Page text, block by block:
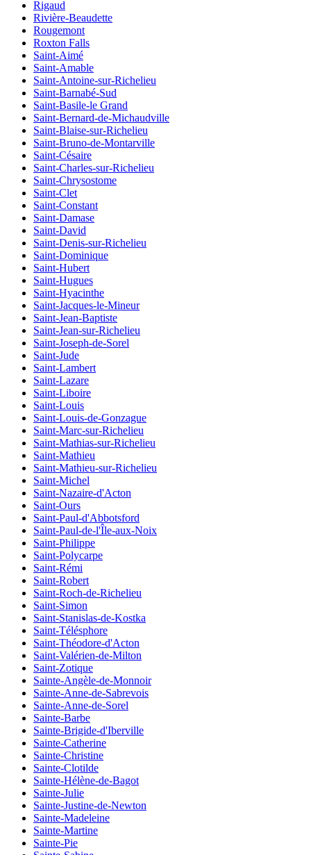
Rigaud
Rivière-Beaudette
Rougemont
Roxton Falls
Saint-Aimé
Saint-Amable
Saint-Antoine-sur-Richelieu
Saint-Barnabé-Sud
Saint-Basile-le Grand
Saint-Bernard-de-Michaudville
Saint-Blaise-sur-Richelieu
Saint-Bruno-de-Montarville
Saint-Césaire
Saint-Charles-sur-Richelieu
Saint-Chrysostome
Saint-Clet
Saint-Constant
Saint-Damase
Saint-David
Saint-Denis-sur-Richelieu
Saint-Dominique
Saint-Hubert
Saint-Hugues
Saint-Hyacinthe
Saint-Jacques-le-Mineur
Saint-Jean-Baptiste
Saint-Jean-sur-Richelieu
Saint-Joseph-de-Sorel
Saint-Jude
Saint-Lambert
Saint-Lazare
Saint-Liboire
Saint-Louis
Saint-Louis-de-Gonzague
Saint-Marc-sur-Richelieu
Saint-Mathias-sur-Richelieu
Saint-Mathieu
Saint-Mathieu-sur-Richelieu
Saint-Michel
Saint-Nazaire-d'Acton
Saint-Ours
Saint-Paul-d'Abbotsford
Saint-Paul-de-l'Île-aux-Noix
Saint-Philippe
Saint-Polycarpe
Saint-Rémi
Saint-Robert
Saint-Roch-de-Richelieu
Saint-Simon
Saint-Stanislas-de-Kostka
Saint-Télésphore
Saint-Théodore-d'Acton
Saint-Valérien-de-Milton
Saint-Zotique
Sainte-Angèle-de-Monnoir
Sainte-Anne-de-Sabrevois
Sainte-Anne-de-Sorel
Sainte-Barbe
Sainte-Brigide-d'Iberville
Sainte-Catherine
Sainte-Christine
Sainte-Clotilde
Sainte-Hélène-de-Bagot
Sainte-Julie
Sainte-Justine-de-Newton
Sainte-Madeleine
Sainte-Martine
Sainte-Pie